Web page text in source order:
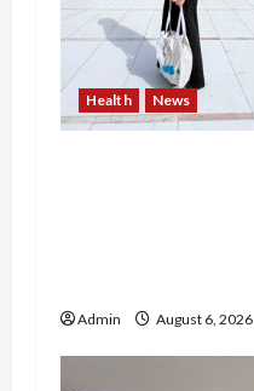
Health News
Admin August 6, 2026